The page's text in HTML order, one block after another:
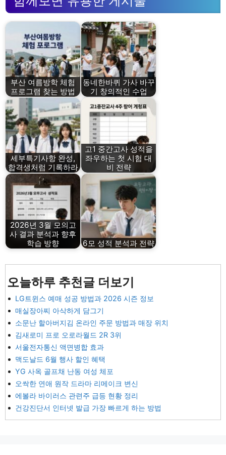
부산 여름방학 체험
프로그램 찾는 방법
동네한바퀴 가사 바꾸
기 창의적인 수업
세부특기사항 완성,
합격생처럼 기록하라
고1 중간고사 성적을
좌우하는 첫 시험 대
비 전략
2026년 3월 모의고
사 결과 분석과 향후
학습 방향
6모 성적 분석과 전략
오늘하루 추천글 더보기
LG트윈스 예매 성공 방법과 2026 시즌 정보
매실장아찌 아삭하게 담그기
소문난 할아버지김 온라인 주문 방법과 매장 위치
김새로미 프로 오로라월드 2R 3위
서울전자통신 액면병합 효과
맥도날드 6월 행사 할인 혜택
YG 사옥 골프채 난동 여성 체포
오싹한 연애 원작 드라마 리메이크 변신
에볼라 바이러스 관련주 급등 현황 정리
건강진단서 인터넷 발급 가장 빠르게 하는 방법